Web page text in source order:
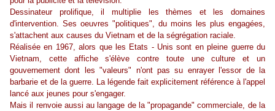
Dessinateur prolifique, il multiplie les thèmes et les domaines
d'intervention. Ses oeuvres "politiques", du moins les plus engagées,
s'attachent aux causes du Vietnam et de la ségrégation raciale.
Réalisée en 1967, alors que les Etats - Unis sont en pleine guerre du
Vietnam, cette affiche s'élève contre toute une culture et un
gouvernement dont les "valeurs" n'ont pas su enrayer l'essor de la
barbarie et de la guerre. La légende fait explicitement référence à l'appel
lancé aux jeunes pour s'engager.
Mais il renvoie aussi au langage de la "propagande" commerciale, de la